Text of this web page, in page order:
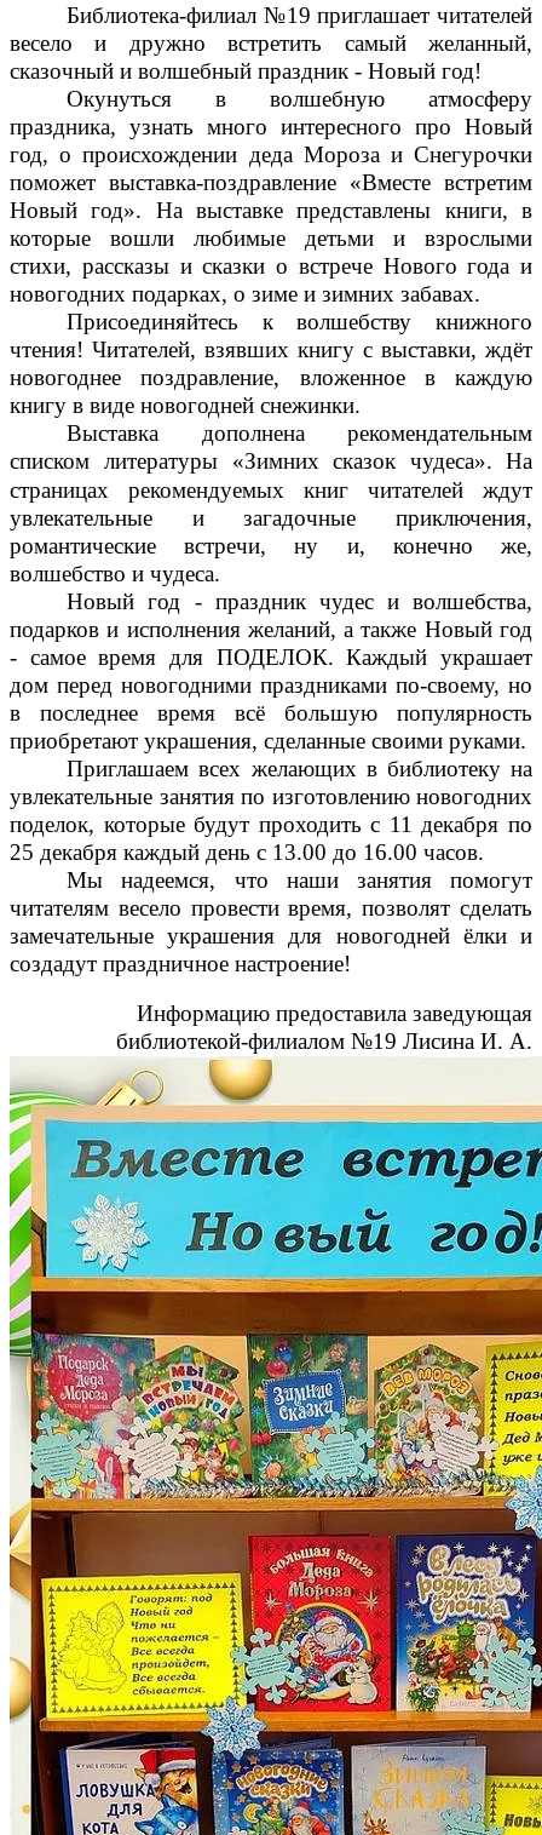
Библиотека-филиал №19 приглашает читателей
весело и дружно встретить самый желанный,
сказочный и волшебный праздник - Новый год!
Окунуться в волшебную атмосферу
праздника, узнать много интересного про Новый
год, о происхождении деда Мороза и Снегурочки
поможет выставка-поздравление «Вместе встретим
Новый год». На выставке представлены книги, в
которые вошли любимые детьми и взрослыми
стихи, рассказы и сказки о встрече Нового года и
новогодних подарках, о зиме и зимних забавах.
Присоединяйтесь к волшебству книжного
чтения! Читателей, взявших книгу с выставки, ждёт
новогоднее поздравление, вложенное в каждую
книгу в виде новогодней снежинки.
Выставка дополнена рекомендательным
списком литературы «Зимних сказок чудеса». На
страницах рекомендуемых книг читателей ждут
увлекательные и загадочные приключения,
романтические встречи, ну и, конечно же,
волшебство и чудеса.
Новый год - праздник чудес и волшебства,
подарков и исполнения желаний, а также Новый год
- самое время для ПОДЕЛОК. Каждый украшает
дом перед новогодними праздниками по-своему, но
в последнее время всё большую популярность
приобретают украшения, сделанные своими руками.
Приглашаем всех желающих в библиотеку на
увлекательные занятия по изготовлению новогодних
поделок, которые будут проходить с 11 декабря по
25 декабря каждый день с 13.00 до 16.00 часов.
Мы надеемся, что наши занятия помогут
читателям весело провести время, позволят сделать
замечательные украшения для новогодней ёлки и
создадут праздничное настроение!
Информацию предоставила заведующая
библиотекой-филиалом №19 Лисина И. А.